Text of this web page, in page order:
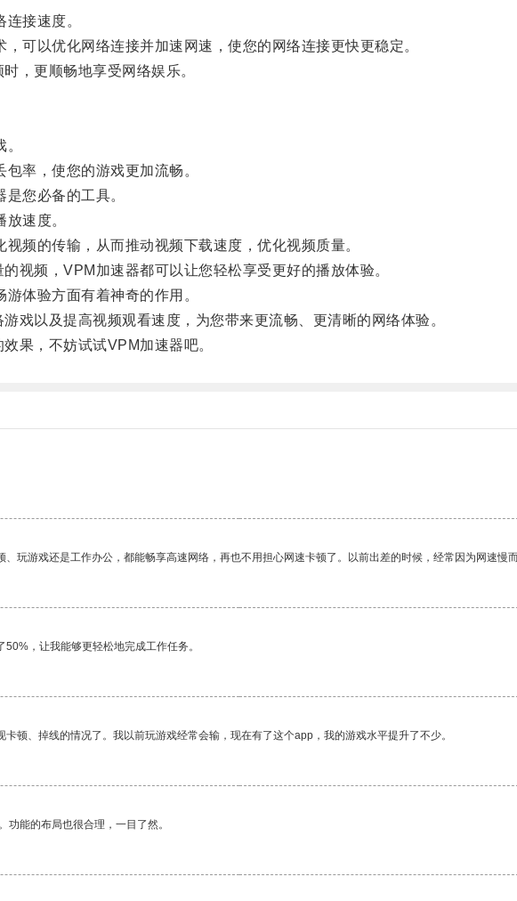
接速度。
以优化网络连接并加速网速，使您的网络连接更快更稳定。
更顺畅地享受网络娱乐。
率，使您的游戏更加流畅。
您必备的工具。
速度。
的传输，从而推动视频下载速度，优化视频质量。
频，VPM加速器都可以让您轻松享受更好的播放体验。
体验方面有着神奇的作用。
以及提高视频观看速度，为您带来更流畅、更清晰的网络体验。
，不妨试试VPM加速器吧。
玩游戏还是工作办公，都能畅享高速网络，再也不用担心网速卡顿了。以前出差的时候，经常因为网速慢
，让我能够更轻松地完成工作任务。
顿、掉线的情况了。我以前玩游戏经常会输，现在有了这个app，我的游戏水平提升了不少。
能的布局也很合理，一目了然。